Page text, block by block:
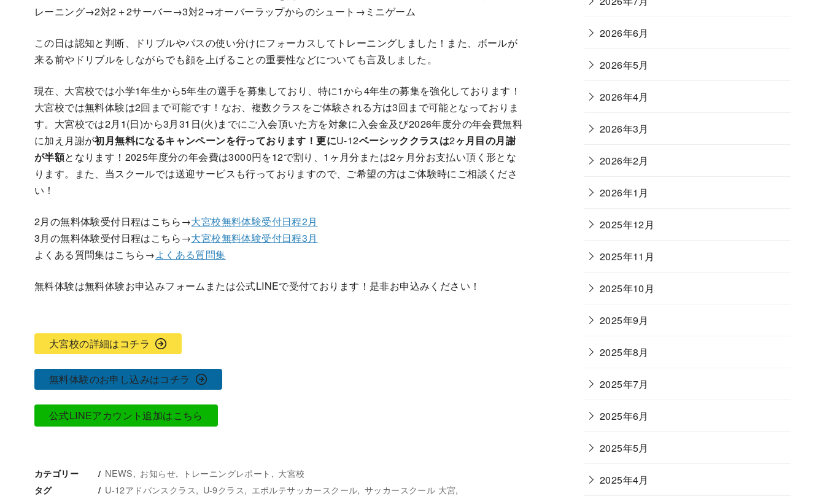
レーニング→2対2＋2サーバー→3対2→オーバーラップからのシュート→ミニゲーム
この日は認知と判断、ドリブルやパスの使い分けにフォーカスしてトレーニングしました！また、ボールが
来る前やドリブルをしながらでも顔を上げることの重要性などについても言及しました。
現在、大宮校では小学1年生から5年生の選手を募集しており、特に1から4年生の募集を強化しております！
大宮校では無料体験は2回まで可能です！なお、複数クラスをご体験される方は3回まで可能となっておりま
す。大宮校では2月1(日)から3月31日(火)までにご入会頂いた方を対象に入会金及び2026年度分の年会費無料
に加え月謝が初月無料になるキャンペーンを行っております！更にU-12ベーシッククラスは2ヶ月目の月謝
が半額となります！2025年度分の年会費は3000円を12で割り、1ヶ月分または2ヶ月分お支払い頂く形とな
ります。また、当スクールでは送迎サービスも行っておりますので、ご希望の方はご体験時にご相談くださ
い！
2月の無料体験受付日程はこちら→大宮校無料体験受付日程2月
3月の無料体験受付日程はこちら→大宮校無料体験受付日程3月
よくある質問集はこちら→よくある質問集
無料体験は無料体験お申込みフォームまたは公式LINEで受付ております！是非お申込みください！
大宮校の詳細はコチラ
無料体験のお申し込みはコチラ
公式LINEアカウント追加はこちら
カテゴリー NEWS お知らせ トレーニングレポート 大宮校
タグ U-12アドバンスクラス U-9クラス エボルテサッカースクール サッカースクール 大宮
2026年6月
2026年5月
2026年4月
2026年3月
2026年2月
2026年1月
2025年12月
2025年11月
2025年10月
2025年9月
2025年8月
2025年7月
2025年6月
2025年5月
2025年4月